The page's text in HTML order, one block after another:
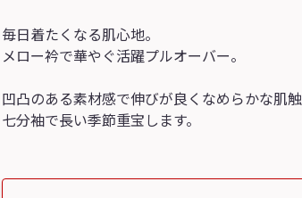
毎日着たくなる肌心地。
メロー衿で華やぐ活躍プルオーバー。
凹凸のある素材感で伸びが良くなめらかな肌触
七分袖で長い季節重宝します。